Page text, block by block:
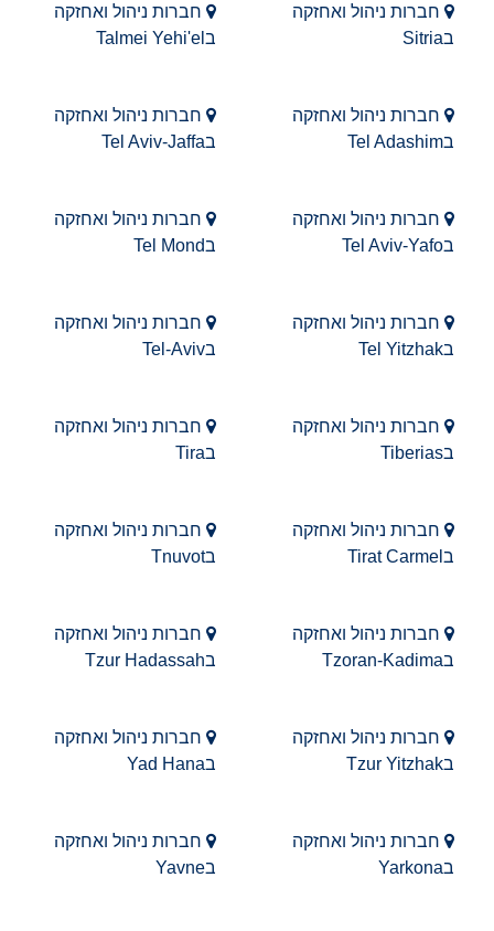
חברות ניהול ואחזקה
בSitria
חברות ניהול ואחזקה
בTalmei Yehi'el
חברות ניהול ואחזקה
בTel Adashim
חברות ניהול ואחזקה
בTel Aviv-Jaffa
חברות ניהול ואחזקה
בTel Aviv-Yafo
חברות ניהול ואחזקה
בTel Mond
חברות ניהול ואחזקה
בTel Yitzhak
חברות ניהול ואחזקה
בTel-Aviv
חברות ניהול ואחזקה
בTiberias
חברות ניהול ואחזקה
בTira
חברות ניהול ואחזקה
בTirat Carmel
חברות ניהול ואחזקה
בTnuvot
חברות ניהול ואחזקה
בTzoran-Kadima
חברות ניהול ואחזקה
בTzur Hadassah
חברות ניהול ואחזקה
בTzur Yitzhak
חברות ניהול ואחזקה
בYad Hana
חברות ניהול ואחזקה
בYarkona
חברות ניהול ואחזקה
בYavne